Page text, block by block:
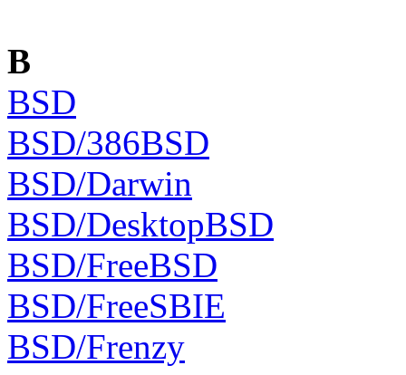
B
BSD
BSD/386BSD
BSD/Darwin
BSD/DesktopBSD
BSD/FreeBSD
BSD/FreeSBIE
BSD/Frenzy